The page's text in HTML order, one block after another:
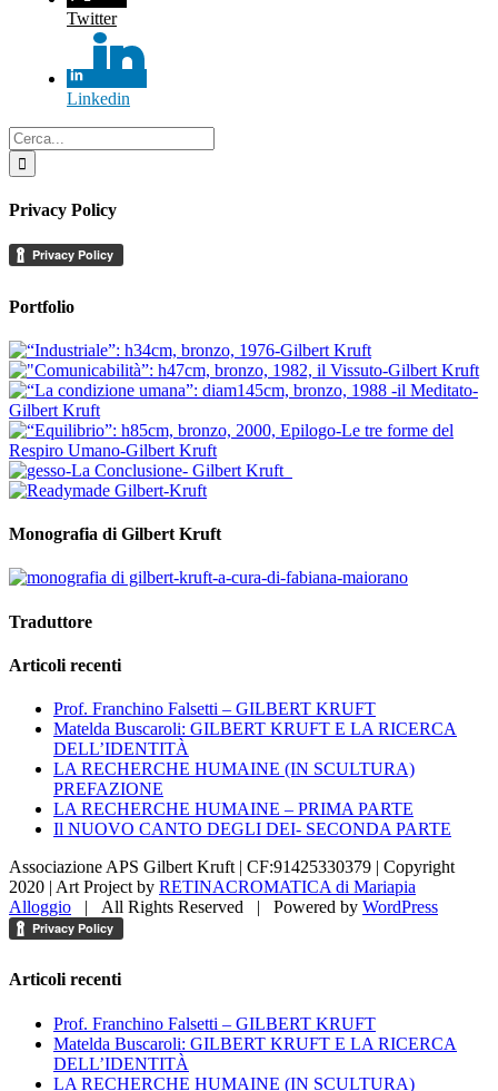
Twitter
Linkedin
Cerca
per:
Privacy Policy
Portfolio
Monografia di Gilbert Kruft
Traduttore
Articoli recenti
Prof. Franchino Falsetti – GILBERT KRUFT
Matelda Buscaroli: GILBERT KRUFT E LA RICERCA
DELL’IDENTITÀ
LA RECHERCHE HUMAINE (IN SCULTURA)
PREFAZIONE
LA RECHERCHE HUMAINE – PRIMA PARTE
Il NUOVO CANTO DEGLI DEI- SECONDA PARTE
Associazione APS Gilbert Kruft | CF:91425330379 | Copyright
2020 | Art Project by RETINACROMATICA di Mariapia
Alloggio | All Rights Reserved | Powered by WordPress
Toggle
barra
scorrevole
Articoli recenti
Prof. Franchino Falsetti – GILBERT KRUFT
Matelda Buscaroli: GILBERT KRUFT E LA RICERCA
DELL’IDENTITÀ
LA RECHERCHE HUMAINE (IN SCULTURA)